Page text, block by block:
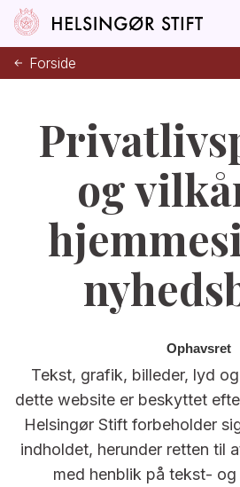
Forside
og
Ophavsret
Tekst, grafik, billeder, lyd
dette website er beskyttet
Helsingør Stift forbeholder
indholdet, herunder retten til
med henblik på tekst- og